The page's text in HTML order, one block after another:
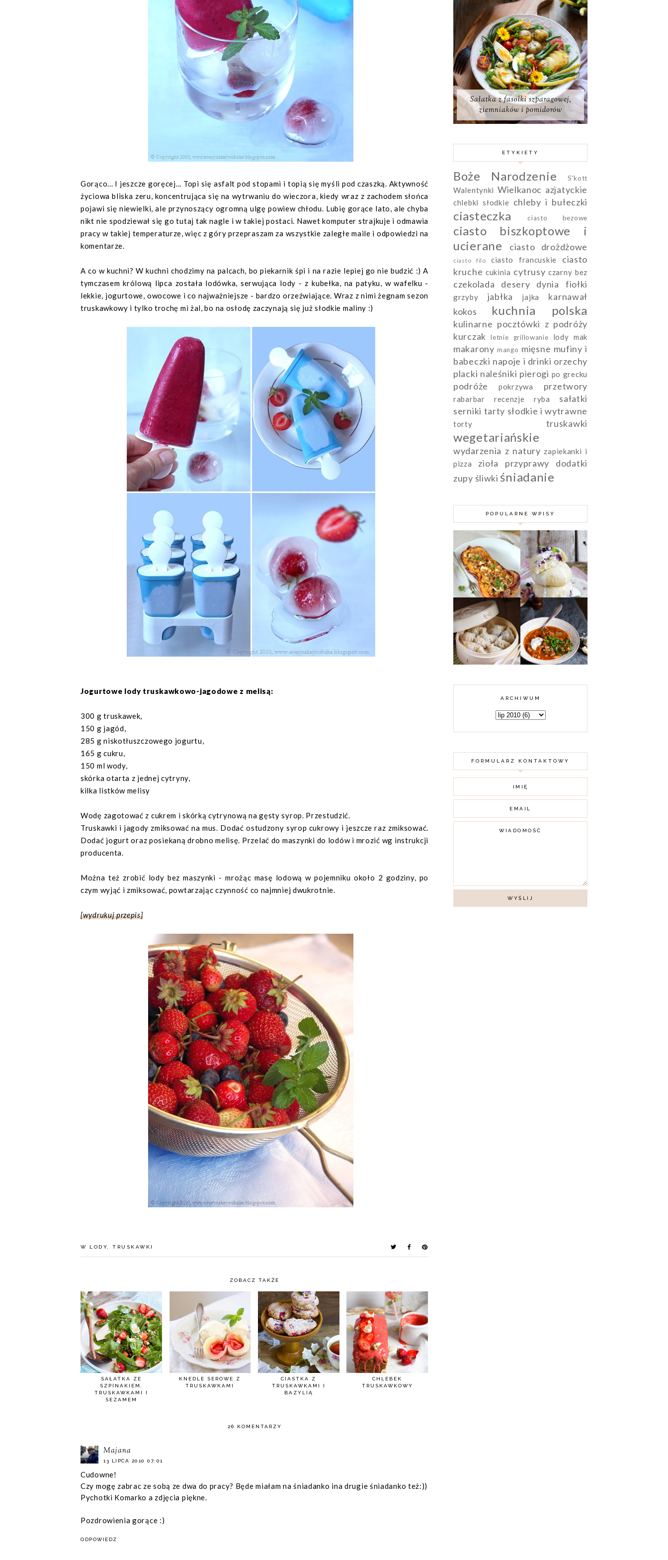
Gorąco... I jeszcze goręcej... Topi się asfalt pod stopami i topią się myśli pod czaszką. Aktywność
życiowa bliska zeru, koncentrująca się na wytrwaniu do wieczora, kiedy wraz z zachodem słońca
pojawi się niewielki, ale przynoszący ogromną ulgę powiew chłodu. Lubię gorące lato, ale chyba
nikt nie spodziewał się go tutaj tak nagle i w takiej postaci. Nawet komputer strajkuje i odmawia
pracy w takiej temperaturze, więc z góry przepraszam za wszystkie zaległe maile i odpowiedzi na
komentarze.
A co w kuchni? W kuchni chodzimy na palcach, bo piekarnik śpi i na razie lepiej go nie budzić :) A
tymczasem królową lipca została lodówka, serwująca lody - z kubełka, na patyku, w wafelku -
lekkie, jogurtowe, owocowe i co najważniejsze - bardzo orzeźwiające. Wraz z nimi żegnam sezon
truskawkowy i tylko trochę mi żal, bo na osłodę zaczynają się już słodkie maliny :)
Jogurtowe lody truskawkowo-jagodowe z melisą:
300 g truskawek,
150 g jagód,
285 g niskotłuszczowego jogurtu,
165 g cukru,
150 ml wody,
skórka otarta z jednej cytryny,
kilka listków melisy
Wodę zagotować z cukrem i skórką cytrynową na gęsty syrop. Przestudzić.
Truskawki i jagody zmiksować na mus. Dodać ostudzony syrop cukrowy i jeszcze raz zmiksować.
Dodać jogurt oraz posiekaną drobno melisę. Przelać do maszynki do lodów i mrozić wg instrukcji
producenta.
Można też zrobić lody bez maszynki - mrożąc masę lodową w pojemniku około 2 godziny, po
czym wyjąć i zmiksować, powtarzając czynność co najmniej dwukrotnie.
[wydrukuj przepis]
W LODY TRUSKAWKI
ZOBACZ TAKŻE
SAŁATKA ZE
SZPINAKIEM,
TRUSKAWKAMI I
SEZAMEM
KNEDLE SEROWE Z
TRUSKAWKAMI
CIASTKA Z
TRUSKAWKAMI I
BAZYLIĄ
CHLEBEK
TRUSKAWKOWY
26 KOMENTARZY
Majana
13 LIPCA 2010 07:01
Cudowne!
Czy mogę zabrac ze sobą ze dwa do pracy? Będe miałam na śniadanko ina drugie śniadanko też:))
Pychotki Komarko a zdjęcia piękne.
Pozdrowienia gorące :)
ODPOWIEDZ
Sałatka z fasolki szparagowej,
ziemniaków i pomidorów
ETYKIETY
Boże Narodzenie S'kott
Walentynki Wielkanoc azjatyckie
chlebki słodkie chleby i bułeczki
ciasteczka ciasto bezowe
ciasto biszkoptowe i
ucierane
ciasto drożdżowe
ciasto filo ciasto francuskie
ciasto
kruche cukinia cytrusy czarny bez
czekolada desery dynia fiołki
grzyby jabłka jajka
karnawał
kokos
kuchnia polska
kulinarne pocztówki z podróży
kurczak
letnie grillowanie lody mak
makarony mango mięsne mufiny i
babeczki napoje i drinki orzechy
placki naleśniki pierogi po grecku
podróże pokrzywa przetwory
rabarbar recenzje ryba
sałatki
serniki tarty słodkie i wytrawne
torty truskawki
wegetariańskie
wydarzenia z natury zapiekanki i
pizza
zioła przyprawy dodatki
zupy śliwki śniadanie
POPULARNE WPISY
DYNIA PIŻMOWA
FASZEROWANA
MIĘSEM
MIELONYM,
KUSKUSEM I
FETĄ
PAMPUCHY Z
JAGODAMI
CHIŃSKIE
PIEROŻKI DIM
SUM Z MIĘSEM
KARMUSZKA -
ZUPA GULASZOWA
Z WARMII I
MAZUR
ARCHIWUM
FORMULARZ KONTAKTOWY